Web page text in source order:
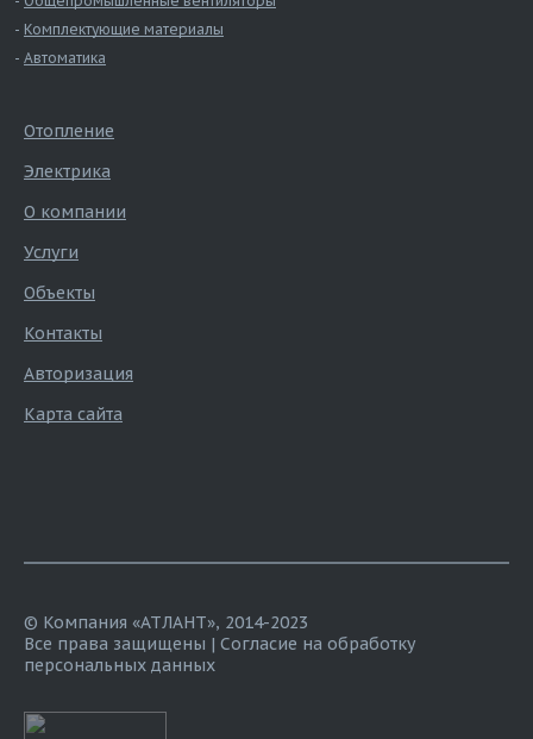
Комплектующие материалы
Автоматика
Отопление
Электрика
О компании
Услуги
Объекты
Контакты
Авторизация
Карта сайта
© Компания «АТЛАНТ», 2014-2023
Все права защищены | Согласие на обработку
персональных данных